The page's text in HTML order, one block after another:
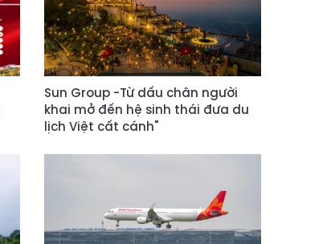
Sun Group -Từ dấu chân người
khai mở đến hệ sinh thái đưa du
lịch Việt cất cánh"